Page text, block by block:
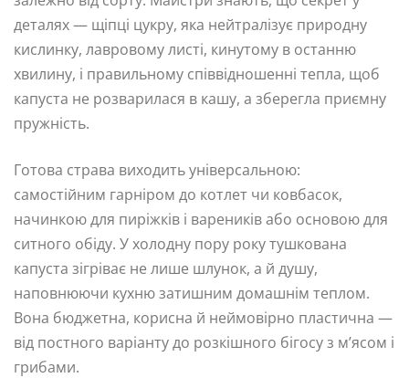
деталях — щіпці цукру, яка нейтралізує природну
кислинку, лавровому листі, кинутому в останню
хвилину, і правильному співвідношенні тепла, щоб
капуста не розварилася в кашу, а зберегла приємну
пружність.
Готова страва виходить універсальною:
самостійним гарніром до котлет чи ковбасок,
начинкою для пиріжків і вареників або основою для
ситного обіду. У холодну пору року тушкована
капуста зігріває не лише шлунок, а й душу,
наповнюючи кухню затишним домашнім теплом.
Вона бюджетна, корисна й неймовірно пластична —
від постного варіанту до розкішного бігосу з м’ясом і
грибами.